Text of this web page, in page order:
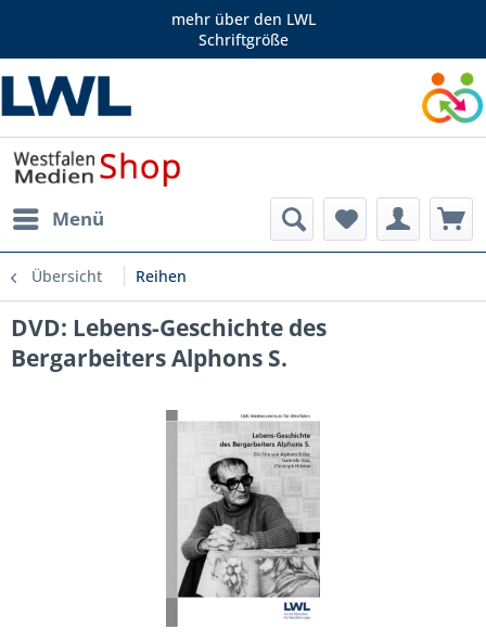
mehr über den LWL
Schriftgröße
Menü
Übersicht Reihen
DVD: Lebens-Geschichte des
Bergarbeiters Alphons S.